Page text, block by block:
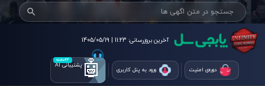
آخرین بروزرسانی: 11:23 | 1405/05/19
دوره‌ی امنیت ورود به پنل کاربری
۲۴ساعته 🤖 پشتیبانی AI